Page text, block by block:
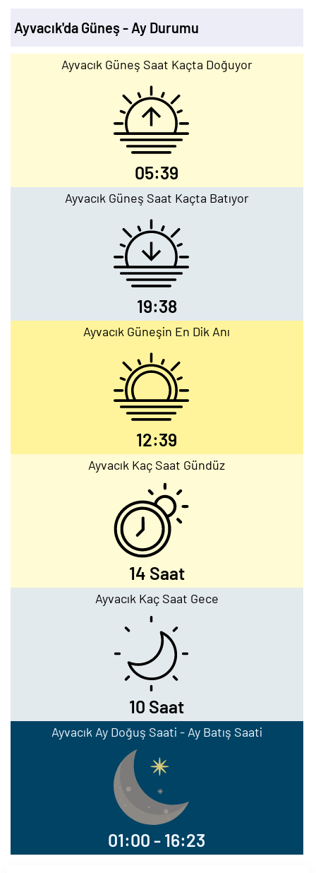
Ayvacık'da Güneş - Ay Durumu
Ayvacık Güneş Saat Kaçta Doğuyor
05:39
Ayvacık Güneş Saat Kaçta Batıyor
19:38
Ayvacık Güneşin En Dik Anı
12:39
Ayvacık Kaç Saat Gündüz
14 Saat
Ayvacık Kaç Saat Gece
10 Saat
Ayvacık Ay Doğuş Saati - Ay Batış Saati
01:00 - 16:23